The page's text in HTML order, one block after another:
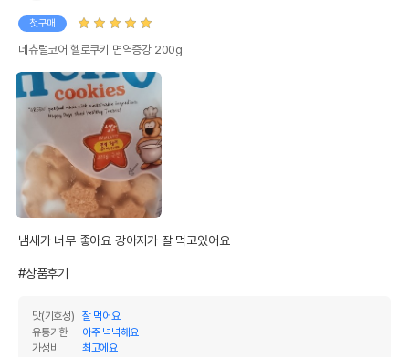
첫구매
네츄럴코어 헬로쿠키 면역증강 200g
냄새가 너무 좋아요 강아지가 잘 먹고있어요
#상품후기
맛(기호성)
잘 먹어요
유통기한
아주 넉넉해요
가성비
최고에요